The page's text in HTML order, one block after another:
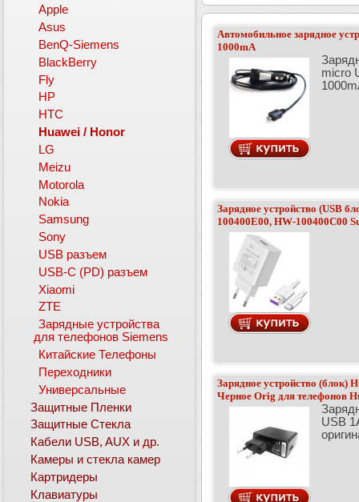
Автомобильное зарядное
1000mA
micro
Зарядное устройство (USB
100400E00, HW-100400C00
Зарядное устройство (блок)
Черное Orig для телефонов
USB
Apple
Asus
BenQ-Siemens
BlackBerry
Fly
HP
HTC
Huawei / Honor
LG
Meizu
Motorola
Nokia
Samsung
Sony
USB разъем
USB-C (PD) разъем
Xiaomi
ZTE
Зарядные устройства
для телефонов Siemens
Китайские Телефоны
Переходники
Универсальные
Защитные Пленки
Защитные Стекла
Кабели USB, AUX и др.
Камеры и стекла камер
Картридеры
Клавиатуры